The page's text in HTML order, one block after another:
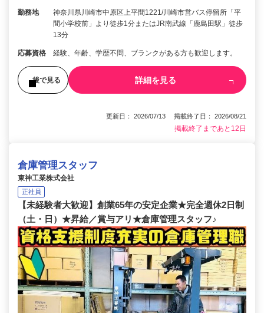
勤務地
神奈川県川崎市中原区上平間1221/川崎市営バス停留所「平
間小学校前」より徒歩1分またはJR南武線「鹿島田駅」徒歩
13分
応募資格 経験、年齢、学歴不問、ブランクがある方も歓迎します。
後で見る 詳細を見る
更新日： 2026/07/13 掲載終了日： 2026/08/21
掲載終了まであと12日
倉庫管理スタッフ
東神工業株式会社
正社員
【未経験者大歓迎】創業65年の安定企業★完全週休2日制
（土・日）★昇給／賞与アリ★倉庫管理スタッフ♪